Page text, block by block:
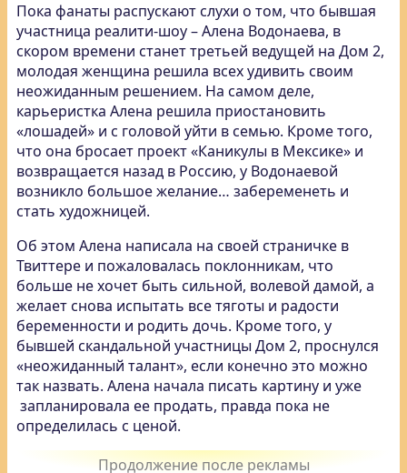
Пока фанаты распускают слухи о том, что бывшая
участница реалити-шоу – Алена Водонаева, в
скором времени станет третьей ведущей на Дом 2,
молодая женщина решила всех удивить своим
неожиданным решением. На самом деле,
карьеристка Алена решила приостановить
«лошадей» и с головой уйти в семью. Кроме того,
что она бросает проект «Каникулы в Мексике» и
возвращается назад в Россию, у Водонаевой
возникло большое желание… забеременеть и
стать художницей.
Об этом Алена написала на своей страничке в
Твиттере и пожаловалась поклонникам, что
больше не хочет быть сильной, волевой дамой, а
желает снова испытать все тяготы и радости
беременности и родить дочь. Кроме того, у
бывшей скандальной участницы Дом 2, проснулся
«неожиданный талант», если конечно это можно
так назвать. Алена начала писать картину и уже
запланировала ее продать, правда пока не
определилась с ценой.